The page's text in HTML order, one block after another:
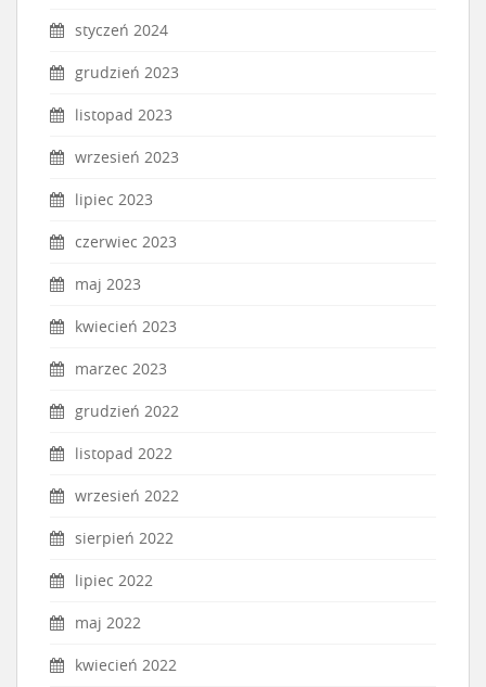
styczeń 2024
grudzień 2023
listopad 2023
wrzesień 2023
lipiec 2023
czerwiec 2023
maj 2023
kwiecień 2023
marzec 2023
grudzień 2022
listopad 2022
wrzesień 2022
sierpień 2022
lipiec 2022
maj 2022
kwiecień 2022